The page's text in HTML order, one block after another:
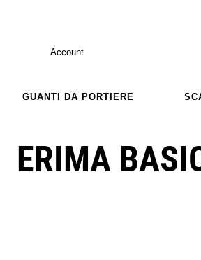
Account
GUANTI DA PORTIERE
ERIMA